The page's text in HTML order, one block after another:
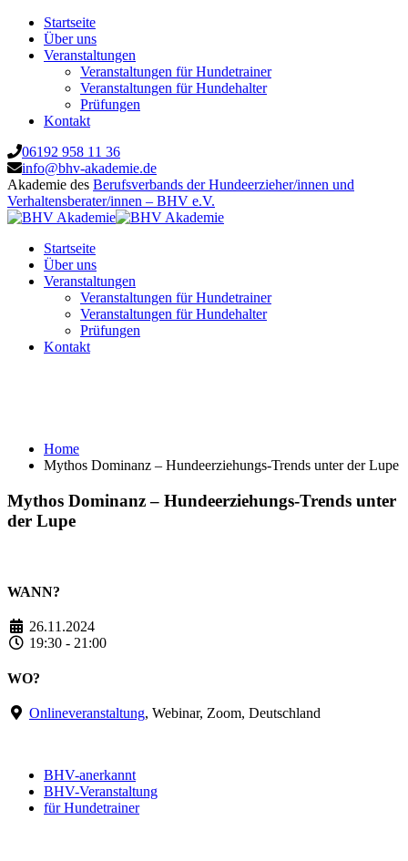
Startseite
Über uns
Veranstaltungen
Veranstaltungen für Hundetrainer
Veranstaltungen für Hundehalter
Prüfungen
Kontakt
06192 958 11 36
info@bhv-akademie.de
Akademie des Berufsverbands der Hundeerzieher/innen und
Verhaltensberater/innen – BHV e.V.
Startseite
Über uns
Veranstaltungen
Veranstaltungen für Hundetrainer
Veranstaltungen für Hundehalter
Prüfungen
Kontakt
Home
Mythos Dominanz – Hundeerziehungs-Trends unter der Lupe
Mythos Dominanz – Hundeerziehungs-Trends unter
der Lupe
WANN?
26.11.2024
19:30 - 21:00
WO?
Onlineveranstaltung, Webinar, Zoom, Deutschland
BHV-anerkannt
BHV-Veranstaltung
für Hundetrainer